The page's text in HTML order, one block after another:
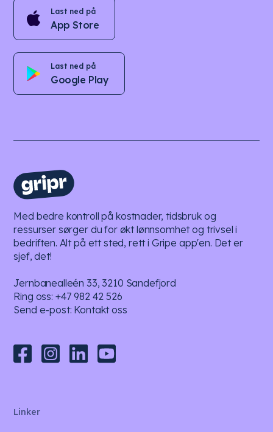
Last ned på
App Store
Last ned på
Google Play
Med bedre kontroll på kostnader, tidsbruk og
ressurser sørger du for økt lønnsomhet og trivsel i
bedriften. Alt på ett sted, rett i Gripe app'en. Det er
sjef, det!
Jernbanealleén 33, 3210 Sandefjord
Ring oss: +47 982 42 526
Send e-post: Kontakt oss
Linker